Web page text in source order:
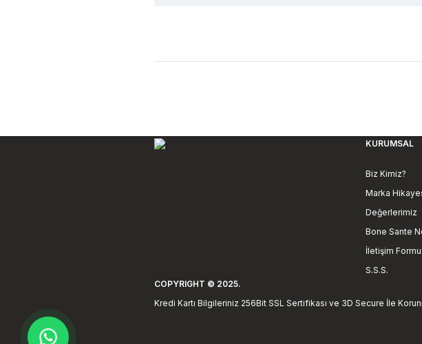
KURUMSAL
Biz Kimiz?
Marka
Değerlerimiz
Bone Sante
İletişim Formu
S.S.S.
COPYRIGHT © 2025.
Kredi Kartı Bilgileriniz 256Bit SSL Sertifikası ve 3D Secure İle